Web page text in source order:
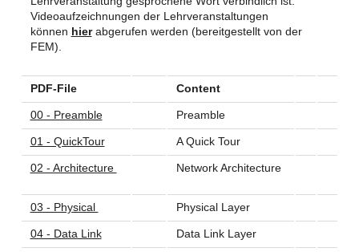
Videoaufzeichnungen der Lehrveranstaltungen
können hier abgerufen werden (bereitgestellt von der
FEM).
PDF-File Content
00 - Preamble Preamble
01 - QuickTour A Quick Tour
02 - Architecture Network Architecture
03 - Physical Physical Layer
04 - Data Link Data Link Layer